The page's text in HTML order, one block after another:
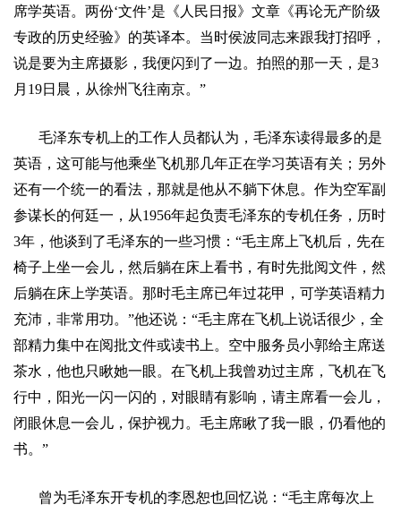
席学英语。两份‘文件’是《人民日报》文章《再论无产阶级
专政的历史经验》的英译本。当时侯波同志来跟我打招呼，
说是要为主席摄影，我便闪到了一边。拍照的那一天，是3
月 19日晨 ，从徐州飞往南京。 ”
毛泽东专机上的工作人员都认为，毛泽东读得最多的是
英语，这可能与他乘坐飞机那几年正在学习英语有关；另外
还有一个统一的看法，那就是他从不躺下休息。作为空军副
参谋长的何廷一，从1956年起负责毛泽东的专机任务，历时
3年，他谈到了毛泽东的一些习惯： “毛主席上飞机后，先在
椅子上坐一会儿，然后躺在床上看书，有时先批阅文件，然
后躺在床上学英语。那时毛主席已年过花甲，可学英语精力
充沛，非常用功。 ”他还说： “毛主席在飞机上说话很少，全
部精力集中在阅批文件或读书上。空中服务员小郭给主席送
茶水，他也只瞅她一眼。在飞机上我曾劝过主席，飞机在飞
行中，阳光一闪一闪的，对眼睛有影响，请主席看一会儿，
闭眼休息一会儿，保护视力。毛主席瞅了我一眼，仍看他的
书。 ”
曾为毛泽东开专机的李恩恕也回忆说： “毛主席每次上